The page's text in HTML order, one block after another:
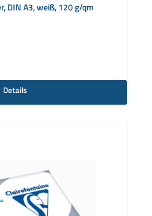
DIN A3, weiß, 120 g/qm
Details